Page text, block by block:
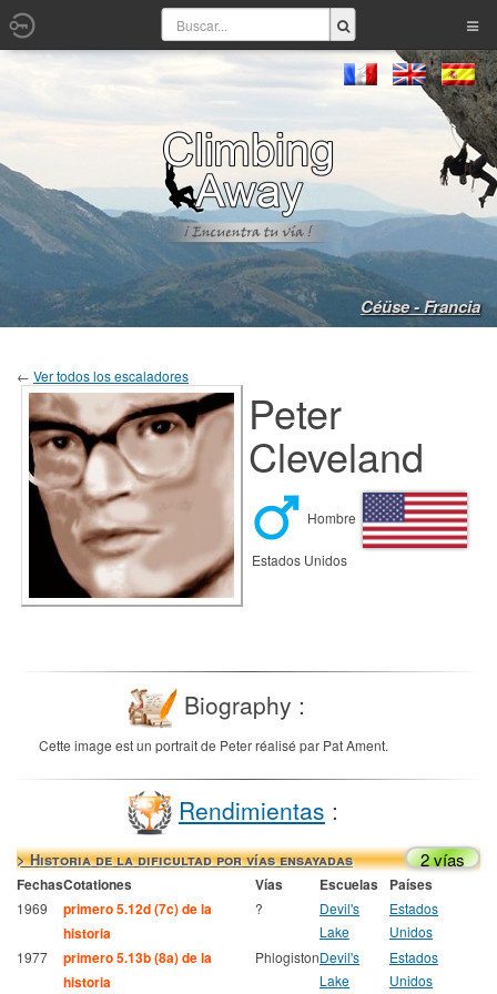
Céüse - Francia
← Ver todos los escaladores
Peter
Cleveland
Hombre
Estados Unidos
Biography :
Cette image est un portrait de Peter réalisé par Pat Ament.
Rendimientas :
> Historia de la dificultad por vías ensayadas 2 vías
FechasCotationes Vías Escuelas Países
1969
primero 5.12d (7c) de la
historia
?
Devil's
Lake
Estados
Unidos
1977
primero 5.13b (8a) de la
historia
PhlogistonDevil's
Lake
Estados
Unidos